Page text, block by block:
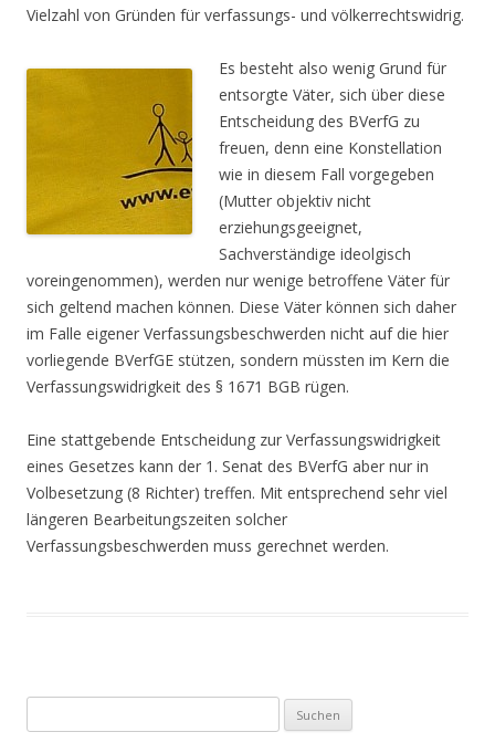
Vielzahl von Gründen für verfassungs- und völkerrechtswidrig.
Es besteht also wenig Grund für
entsorgte Väter, sich über diese
Entscheidung des BVerfG zu
freuen, denn eine Konstellation
wie in diesem Fall vorgegeben
(Mutter objektiv nicht
erziehungsgeeignet,
Sachverständige ideolgisch
voreingenommen), werden nur wenige betroffene Väter für
sich geltend machen können. Diese Väter können sich daher
im Falle eigener Verfassungsbeschwerden nicht auf die hier
vorliegende BVerfGE stützen, sondern müssten im Kern die
Verfassungswidrigkeit des § 1671 BGB rügen.
Eine stattgebende Entscheidung zur Verfassungswidrigkeit
eines Gesetzes kann der 1. Senat des BVerfG aber nur in
Volbesetzung (8 Richter) treffen. Mit entsprechend sehr viel
längeren Bearbeitungszeiten solcher
Verfassungsbeschwerden muss gerechnet werden.
nach: